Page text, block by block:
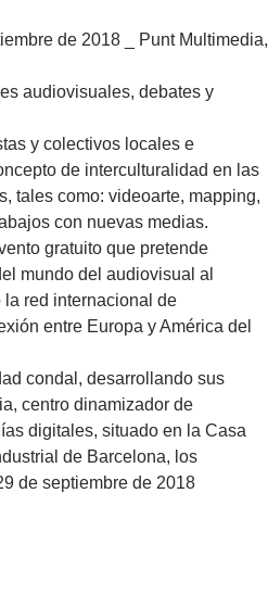
de 2018 _ Punt Multimedia,
audiovisuales, debates y
y colectivos locales e
de interculturalidad en las
tales como: videoarte, mapping,
con nuevas medias.
gratuito que pretende
mundo del audiovisual al
red internacional de
entre Europa y América del
condal, desarrollando sus
centro dinamizador de
digitales, situado en la Casa
de Barcelona, los
de septiembre de 2018